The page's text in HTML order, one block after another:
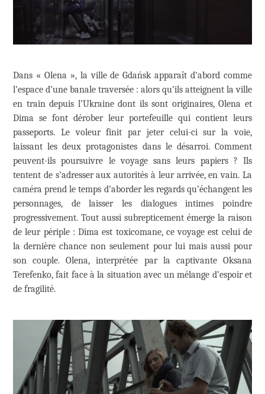
Dans « Olena », la ville de Gdańsk apparaît d’abord comme
l’espace d’une banale traversée : alors qu’ils atteignent la ville
en train depuis l’Ukraine dont ils sont originaires, Olena et
Dima se font dérober leur portefeuille qui contient leurs
passeports. Le voleur finit par jeter celui-ci sur la voie,
laissant les deux protagonistes dans le désarroi. Comment
peuvent-ils poursuivre le voyage sans leurs papiers ? Ils
tentent de s’adresser aux autorités à leur arrivée, en vain. La
caméra prend le temps d’aborder les regards qu’échangent les
personnages, de laisser les dialogues intimes poindre
progressivement. Tout aussi subrepticement émerge la raison
de leur périple : Dima est toxicomane, ce voyage est celui de
la dernière chance non seulement pour lui mais aussi pour
son couple. Olena, interprétée par la captivante Oksana
Terefenko, fait face à la situation avec un mélange d’espoir et
de fragilité.